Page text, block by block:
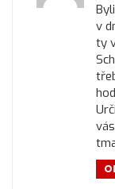
v
ty